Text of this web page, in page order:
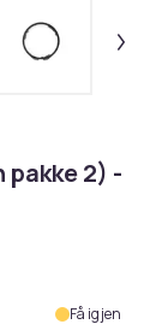
2) -
Få igjen